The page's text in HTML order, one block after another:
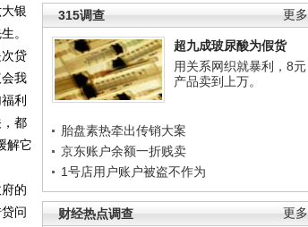
更多
315调查
超九成玻尿酸为假货
用关系网织就暴利，8元
产品卖到上万。
胎盘素热牵出传销大案
京东账户余额一折贱卖
1号店用户账户被盗不作为
更多
财经热点调查
银
。
贷
我
利
都
解它
的
问